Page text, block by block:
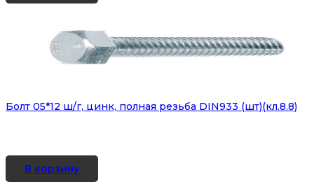
Болт 05*12 ш/г, цинк, полная резьба DIN933 (шт)(кл.8.8)
В корзину